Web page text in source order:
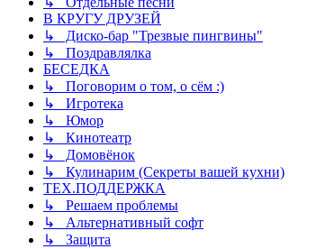
В КРУГУ ДРУЗЕЙ
↳ Диско-бар "Трезвые пингвины"
↳ Поздравлялка
БЕСЕДКА
↳ Поговорим о том, о сём :)
↳ Игротека
↳ Юмор
↳ Кинотеатр
↳ Домовёнок
↳ Кулинарим (Секреты вашей кухни)
ТЕХ.ПОДДЕРЖКА
↳ Решаем проблемы
↳ Альтернативный софт
↳ Защита